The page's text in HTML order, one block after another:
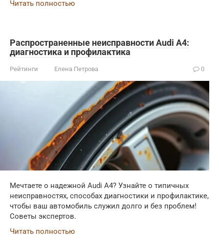
Читать полностью
Распространенные неисправности Audi A4:
диагностика и профилактика
Рейтинги Елена Петрова 0
Мечтаете о надежной Audi A4? Узнайте о типичных
неисправностях, способах диагностики и профилактике,
чтобы ваш автомобиль служил долго и без проблем!
Советы экспертов.
Читать полностью